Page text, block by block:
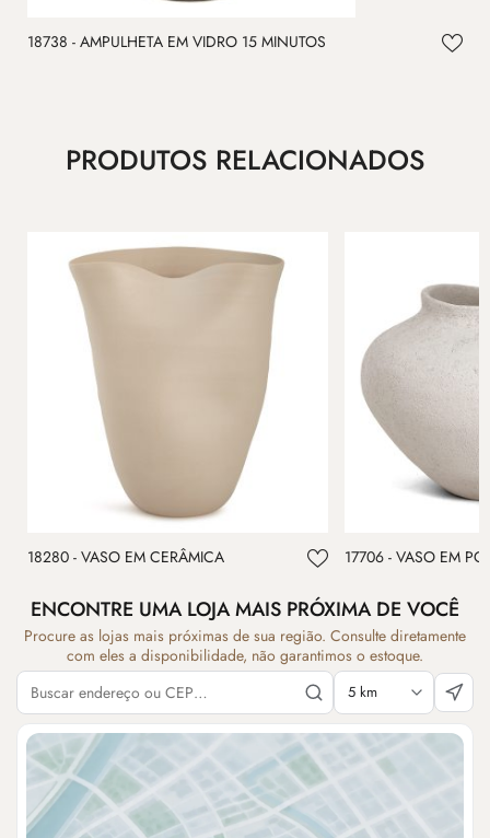
18738 - AMPULHETA EM VIDRO 15 MINUTOS
PRODUTOS RELACIONADOS
18280 - VASO EM CERÂMICA 17706 - VASO EM
ENCONTRE UMA LOJA MAIS PRÓXIMA DE VOCÊ
Procure as lojas mais próximas de sua região. Consulte diretamente
com eles a disponibilidade, não garantimos o estoque.